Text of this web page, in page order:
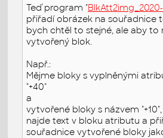
Teď program "
přiřadí obrázek na souřadnice
bych chtěl to stejné, ale aby to
vytvořený blok.
Např.:
Mějme bloky s vyplněnými
"+40"
a
vytvořené bloky s názvem "+10",
najde text v bloku atributu a
souřadnice vytvořené bloky